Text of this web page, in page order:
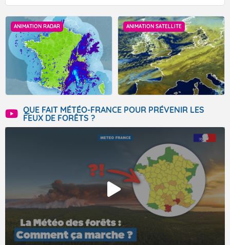
ANIMATION RADAR ANIMATION SATELLITE
QUE FAIT MÉTÉO-FRANCE POUR PRÉVENIR LES
FEUX DE FORÊTS ?